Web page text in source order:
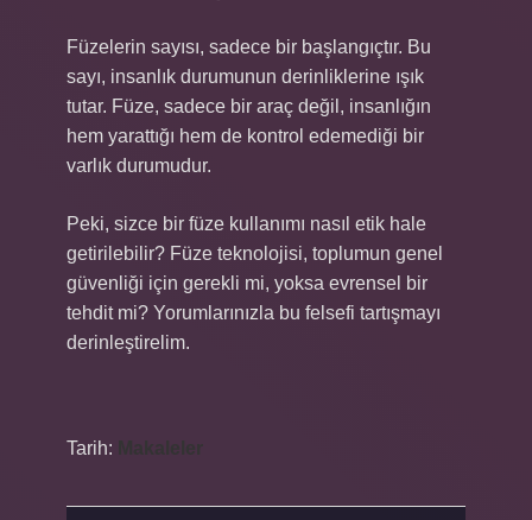
Füzelerin sayısı, sadece bir başlangıçtır. Bu
sayı, insanlık durumunun derinliklerine ışık
tutar. Füze, sadece bir araç değil, insanlığın
hem yarattığı hem de kontrol edemediği bir
varlık durumudur.
Peki, sizce bir füze kullanımı nasıl etik hale
getirilebilir? Füze teknolojisi, toplumun genel
güvenliği için gerekli mi, yoksa evrensel bir
tehdit mi? Yorumlarınızla bu felsefi tartışmayı
derinleştirelim.
Tarih: